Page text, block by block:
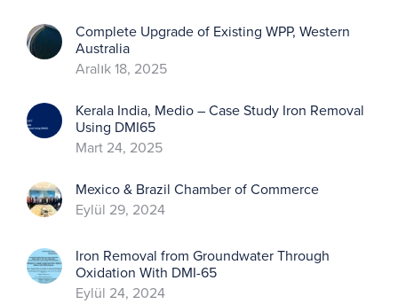
Complete Upgrade of Existing WPP, Western
Australia
Aralık 18, 2025
Kerala India, Medio – Case Study Iron Removal
Using DMI65
Mart 24, 2025
Mexico & Brazil Chamber of Commerce
Eylül 29, 2024
Iron Removal from Groundwater Through
Oxidation With DMI-65
Eylül 24, 2024